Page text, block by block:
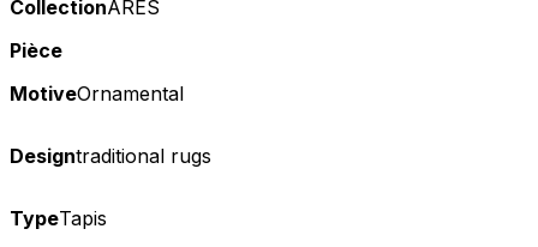
CollectionARES
Pièce
MotiveOrnamental
Designtraditional rugs
TypeTapis